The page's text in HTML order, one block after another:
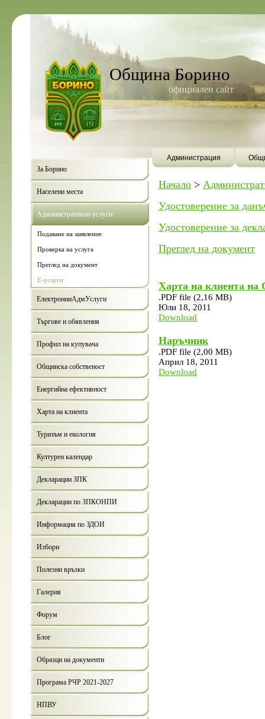
Община Борино
официален сайт
Администрация
За Борино
Населени места
Административни услуги
Подаване на заявление
Проверка на услуга
Преглед на документ
Е-услуги
ЕлектронниАдмУслуги
Търгове и обявления
Профил на купувача
Общинска собственост
Енергийна ефективност
Харта на клиента
Туризъм и екология
Културен календар
Декларации ЗПК
Декларации по ЗПКОНПИ
Информация по ЗДОИ
Избори
Полезни връзки
Галерия
Форум
Блог
Образци на документи
Програма РЧР 2021-2027
НПВУ
Начало >
Удостоверение за
Удостоверение за
Преглед на документ
Харта на клиента
.PDF file (2,16 MB)
Юли 18, 2011
Download
Наръчник
.PDF file (2,00 MB)
Април 18, 2011
Download